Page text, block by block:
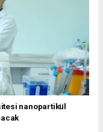
nanopartikül